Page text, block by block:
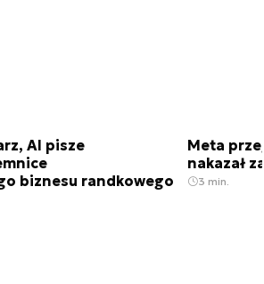
AI pisze
biznesu randkowego
Meta
nakazał
3 min.